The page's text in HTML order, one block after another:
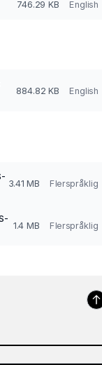
746.29 KB English
884.82 KB English
3.41 MB Flerspråklig
1.4 MB Flerspråklig